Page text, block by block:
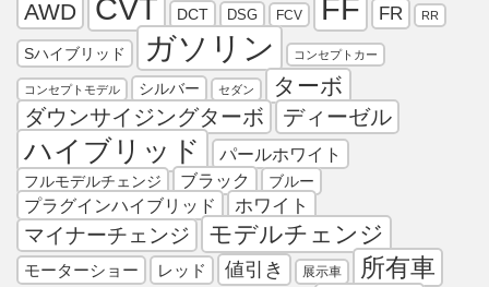
AWD CVT DCT DSG FCV FF FR RR
Sハイブリッド ガソリン コンセプトカー
コンセプトモデル シルバー セダン ターボ
ダウンサイジングターボ ディーゼル
ハイブリッド パールホワイト
フルモデルチェンジ ブラック ブルー
プラグインハイブリッド ホワイト
マイナーチェンジ モデルチェンジ
モーターショー レッド 値引き 展示車 所有車